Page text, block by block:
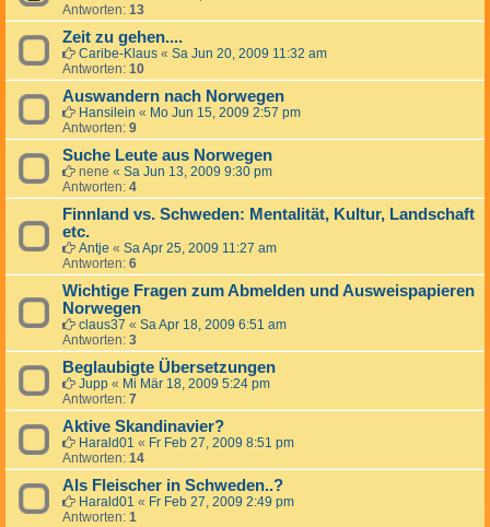
Antworten: 13
Zeit zu gehen....
Caribe-Klaus « Sa Jun 20, 2009 11:32 am
Antworten: 10
Auswandern nach Norwegen
Hansilein « Mo Jun 15, 2009 2:57 pm
Antworten: 9
Suche Leute aus Norwegen
nene « Sa Jun 13, 2009 9:30 pm
Antworten: 4
Finnland vs. Schweden: Mentalität, Kultur, Landschaft
etc.
Antje « Sa Apr 25, 2009 11:27 am
Antworten: 6
Wichtige Fragen zum Abmelden und Ausweispapieren
Norwegen
claus37 « Sa Apr 18, 2009 6:51 am
Antworten: 3
Beglaubigte Übersetzungen
Jupp « Mi Mär 18, 2009 5:24 pm
Antworten: 7
Aktive Skandinavier?
Harald01 « Fr Feb 27, 2009 8:51 pm
Antworten: 14
Als Fleischer in Schweden..?
Harald01 « Fr Feb 27, 2009 2:49 pm
Antworten: 1